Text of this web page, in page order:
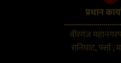
प्रधान
वीरगंज
रानिघाट, पर्सा